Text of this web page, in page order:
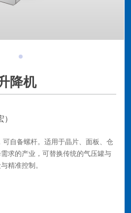
降机
自备螺杆。适用于晶片、面板、仓
求的产业，可替换传统的气压罐与
精准控制。